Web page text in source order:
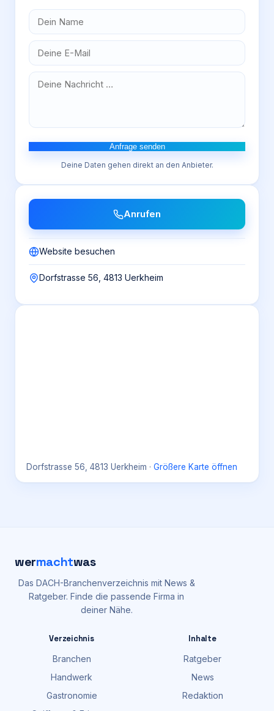
Anfrage senden
Deine Daten gehen direkt an den Anbieter.
Anrufen
Website besuchen
Dorfstrasse 56, 4813 Uerkheim
Dorfstrasse 56, 4813 Uerkheim · Größere Karte öffnen
wermachtwas
Das DACH-Branchenverzeichnis mit News &
Ratgeber. Finde die passende Firma in
deiner Nähe.
Verzeichnis
Branchen
Handwerk
Gastronomie
Inhalte
Ratgeber
News
Redaktion